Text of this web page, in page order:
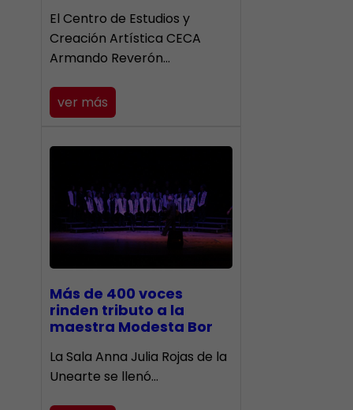
El Centro de Estudios y
Creación Artística CECA
Armando Reverón…
ver más
Más de 400 voces
rinden tributo a la
maestra Modesta Bor
​La Sala Anna Julia Rojas de la
Unearte se llenó…